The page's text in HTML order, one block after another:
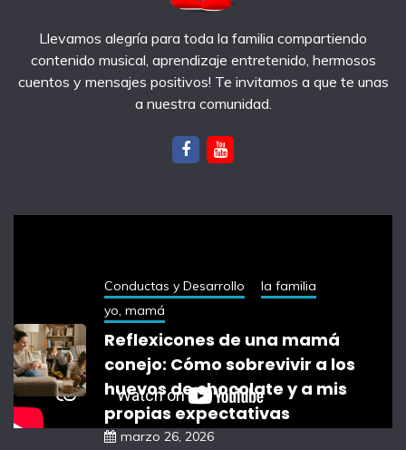
Llevamos alegría para toda la familia compartiendo
contenido musical, aprendizaje entretenido, hermosos
cuentos y mensajes positivos! Te invitamos a que te unas
a nuestra comunidad.
Conductas y Desarrollo
la familia
yo, mamá
Reflexicones de una mamá
conejo: Cómo sobrevivir a los
huevos de chocolate y a mis
propias expectativas
marzo 26, 2026